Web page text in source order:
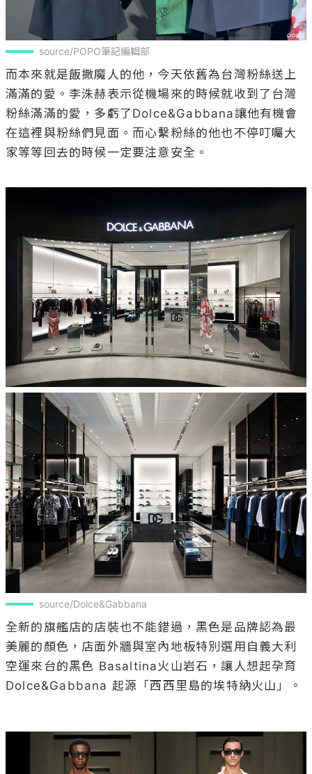
source/POPO筆記編輯部
而本來就是飯撒魔人的他，今天依舊為台灣粉絲送上
滿滿的愛。李洙赫表示從機場來的時候就收到了台灣
粉絲滿滿的愛，多虧了Dolce&Gabbana讓他有機會
在這裡與粉絲們見面。而心繫粉絲的他也不停叮囑大
家等等回去的時候一定要注意安全。
source/Dolce&Gabbana
全新的旗艦店的店裝也不能錯過，黑色是品牌認為最
美麗的顏色，店面外牆與室內地板特別選用自義大利
空運來台的黑色 Basaltina火山岩石，讓人想起孕育
Dolce&Gabbana 起源「西西里島的埃特納火山」。